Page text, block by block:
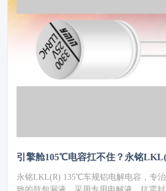
永铭LKL(R) 135℃车规铝电解电容，专